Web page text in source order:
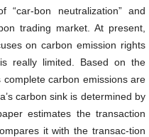
bon neutralization” and
trading market. At present,
on carbon emission rights
really limited. Based on the
complete carbon emissions are
carbon sink is determined by
estimates the transaction
it with the transac-tion